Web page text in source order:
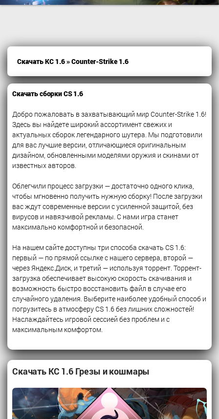
Скачать КС 1.6» Counter-Strike 1.6
Скачать сборки CS 1.6
Добро пожаловать в захватывающий мир Counter-Strike 1.6!
Здесь вы найдете широкий ассортимент свежих и
актуальных сборок легендарного шутера. Мы подготовили
для вас лучшие версии, отличающиеся оригинальным
дизайном, обновленными моделями оружия и скинами от
известных авторов.
Облегчили процесс загрузки — достаточно одного клика,
чтобы мгновенно получить нужную сборку! После загрузки
вас ждут современные версии с усиленной защитой, без
вирусов и навязчивой рекламы. С нами игра станет
максимально комфортной и безопасной.
На нашем сайте доступны три способа скачать CS 1.6:
первый — по прямой ссылке с нашего сервера, второй —
через Яндекс.Диск, и третий — используя торрент. Торрент-
загрузка обеспечивает высокую скорость скачивания и
возможность быстро восстановить файл в случае его
случайного удаления. Выберите наиболее удобный способ и
погрузитесь в атмосферу CS 1.6 без лишних сложностей!
Наслаждайтесь игровой сессией без проблем и с
максимальным комфортом.
Скачать КС 1.6 Грезы и кошмары